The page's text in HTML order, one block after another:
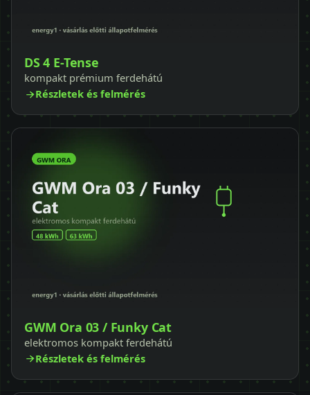
DS 4 E-Tense
kompakt prémium ferdehátú
Részletek és felmérés
GWM Ora 03 / Funky Cat
elektromos kompakt ferdehátú
Részletek és felmérés